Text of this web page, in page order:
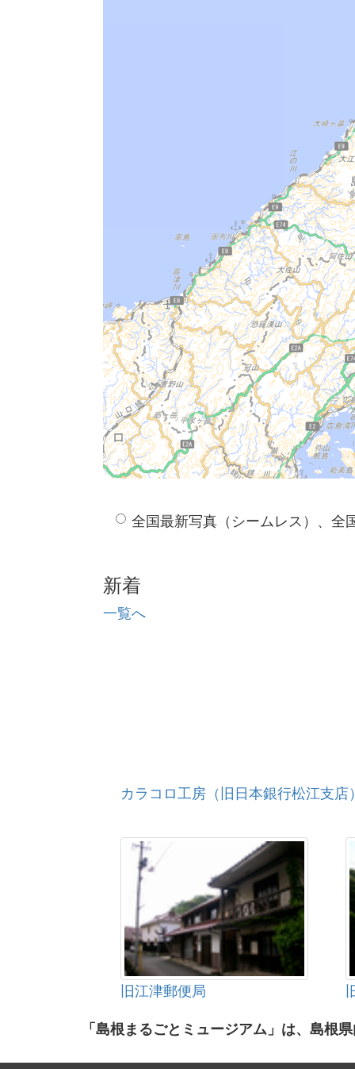
全国最新写真（シームレス）、全
新着
一覧へ
カラコロ工房（旧日本銀行松江支店
旧江津郵便局
「島根まるごとミュージアム」は、島根